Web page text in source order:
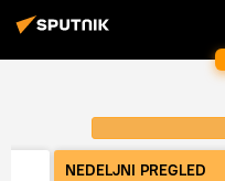
NEDELJNI PREGLED